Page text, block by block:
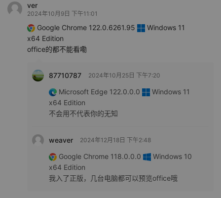
ver
2024年10月9日 下午11:01
Google Chrome 122.0.6261.95
Windows 11
x64 Edition
office的都不能看嘞
87710787 2024年10月25日 下午7:20
Microsoft Edge 122.0.0.0
Windows 11
x64 Edition
不会用不代表你的无知
weaver 2024年12月18日 下午2:48
Google Chrome 118.0.0.0
Windows 10
x64 Edition
我入了正版，几台电脑都可以预览office哦